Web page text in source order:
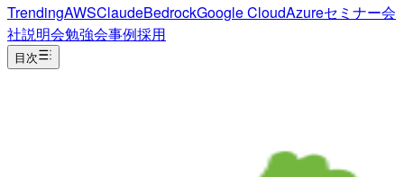
TrendingAWSClaudeBedrockGoogle CloudAzureセミナー会
社説明会勉強会事例採用
目次